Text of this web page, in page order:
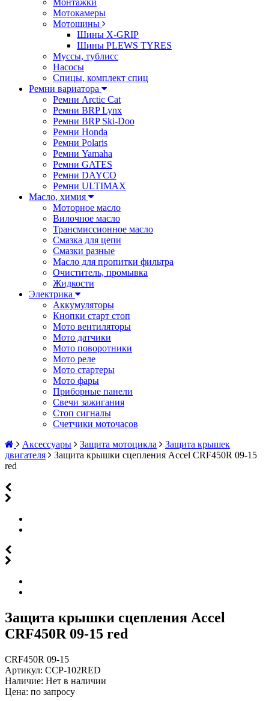
Монтажки
Мотокамеры
Мотошины
Шины X-GRIP
Шины PLEWS TYRES
Муссы, тублисс
Насосы
Спицы, комплект спиц
Ремни вариатора
Ремни Arctic Cat
Ремни BRP Lynx
Ремни BRP Ski-Doo
Ремни Honda
Ремни Polaris
Ремни Yamaha
Ремни GATES
Ремни DAYCO
Ремни ULTIMAX
Масло, химия
Моторное масло
Вилочное масло
Трансмиссионное масло
Смазка для цепи
Смазки разные
Масло для пропитки фильтра
Очиститель, промывка
Жидкости
Электрика
Аккумуляторы
Кнопки старт стоп
Мото вентиляторы
Мото датчики
Мото поворотники
Мото реле
Мото стартеры
Мото фары
Приборные панели
Свечи зажигания
Стоп сигналы
Счетчики моточасов
Аксессуары
Защита мотоцикла
Защита крышек
двигателя
Защита крышки сцепления Accel CRF450R 09-15
red
Защита крышки сцепления Accel
CRF450R 09-15 red
CRF450R 09-15
Артикул: CCP-102RED
Наличие: Нет в наличии
Цена: по запросу